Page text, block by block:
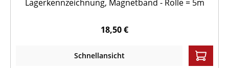
Lagerkennzeichnung, Magnetband - Rolle = 5m
18,50 €
Schnellansicht